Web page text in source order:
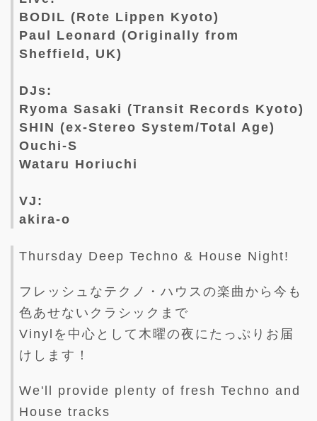
BODIL (Rote Lippen Kyoto)
Paul Leonard (Originally from
Sheffield, UK)
DJs:
Ryoma Sasaki (Transit Records Kyoto)
SHIN (ex-Stereo System/Total Age)
Ouchi-S
Wataru Horiuchi
VJ:
akira-o
Thursday Deep Techno & House Night!
フレッシュなテクノ・ハウスの楽曲から今も
色あせないクラシックまで
Vinylを中心として木曜の夜にたっぷりお届
けします！
We'll provide plenty of fresh Techno and
House tracks